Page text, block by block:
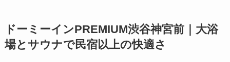
ドーミーインPREMIUM渋谷神宮前｜大浴
場とサウナで民宿以上の快適さ